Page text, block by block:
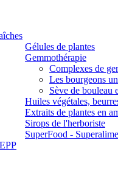
Gélules de plantes
Gemmothérapie
Complexes de
Les bourgeons
Sève de bouleau
Huiles végétales,
Extraits de plantes en
Sirops de l'herboriste
SuperFood -